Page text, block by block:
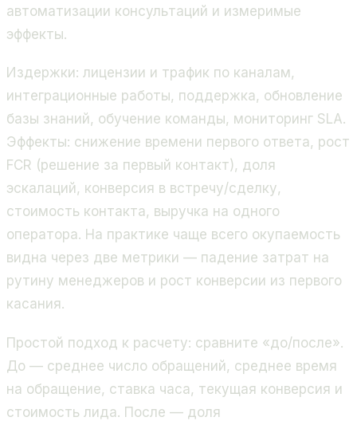
автоматизации консультаций и измеримые
эффекты.
Издержки: лицензии и трафик по каналам,
интеграционные работы, поддержка, обновление
базы знаний, обучение команды, мониторинг SLA.
Эффекты: снижение времени первого ответа, рост
FCR (решение за первый контакт), доля
эскалаций, конверсия в встречу/сделку,
стоимость контакта, выручка на одного
оператора. На практике чаще всего окупаемость
видна через две метрики — падение затрат на
рутину менеджеров и рост конверсии из первого
касания.
Простой подход к расчету: сравните «до/после».
До — среднее число обращений, среднее время
на обращение, ставка часа, текущая конверсия и
стоимость лида. После — доля